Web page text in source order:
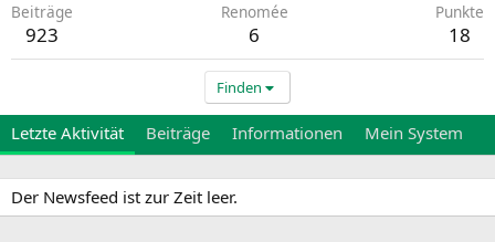
Beiträge
923
Renomée
6
Punkte
18
Finden
Letzte Aktivität Beiträge Informationen Mein System
Der Newsfeed ist zur Zeit leer.